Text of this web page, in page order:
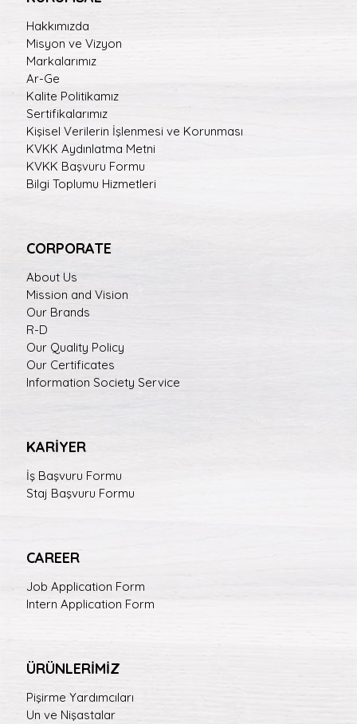
Hakkımızda
Misyon ve Vizyon
Markalarımız
Ar-Ge
Kalite Politikamız
Sertifikalarımız
Kişisel Verilerin İşlenmesi ve Korunması
KVKK Aydınlatma Metni
KVKK Başvuru Formu
Bilgi Toplumu Hizmetleri
CORPORATE
About Us
Mission and Vision
Our Brands
R-D
Our Quality Policy
Our Certificates
Information Society Service
KARİYER
İş Başvuru Formu
Staj Başvuru Formu
CAREER
Job Application Form
Intern Application Form
ÜRÜNLERİMİZ
Pişirme Yardımcıları
Un ve Nişastalar